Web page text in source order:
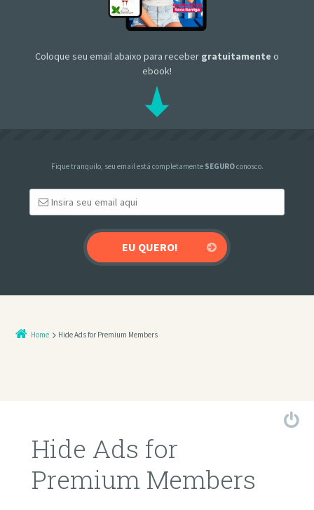
Coloque seu email abaixo para receber gratuitamente o
ebook!
Fique tranquilo, seu email está completamente SEGUROconosco.
Home Hide Ads for Premium Members
Hide Ads for
Premium Members